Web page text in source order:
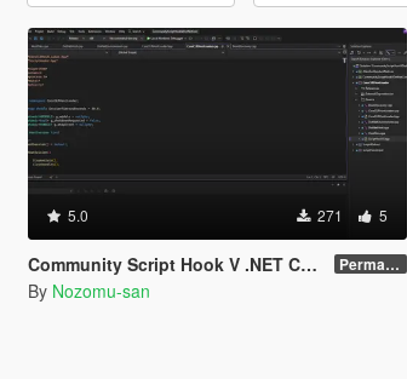
5.0 271 5
Community Script Hook V .NET Core for Legacy & Enhanced [ .NET Core ] Permanent Link
By Nozomu-san